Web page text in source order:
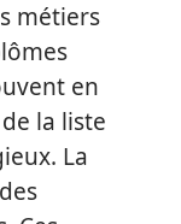
métiers
en
la liste
La